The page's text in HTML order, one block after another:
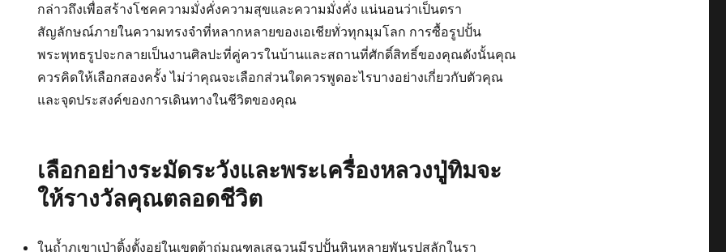
กล่าวถึงเพื่อสร้างโชคความมั่งคั่งความสุขและความมั่งคั่ง แน่นอนว่าเป็นตรา
สัญลักษณ์ภายในความทรงจำที่หลากหลายของเอเชียทั่วทุกมุมโลก การซื้อรูปปั้น
พระพุทธรูปจะกลายเป็นงานศิลปะที่คู่ควรในบ้านและสถานที่ศักดิ์สิทธิ์ของคุณดังนั้นคุณ
ควรคิดให้เลือกสองครั้ง ไม่ว่าคุณจะเลือกส่วนใดควรพูดอะไรบางอย่างเกี่ยวกับตัวคุณ
และจุดประสงค์ของการเดินทางในชีวิตของคุณ
เลือกอย่างระมัดระวังและพระเครื่องหลวงปู่ทิมจะ
ให้รางวัลคุณตลอดชีวิต
ในถ้ำภูเขาเป่าติ้งตั้งอยู่ในเขตต้าถู่มณฑลเสฉวนมีรูปปั้นหินหลายพันรูปสลักในรา